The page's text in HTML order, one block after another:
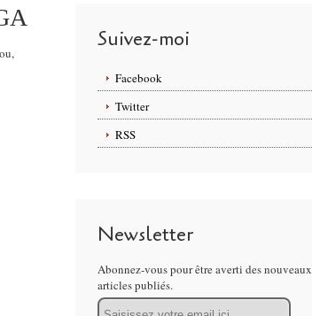
Suivez-moi
Facebook
Twitter
RSS
Newsletter
Abonnez-vous pour être averti des nouveaux
articles publiés.
Email